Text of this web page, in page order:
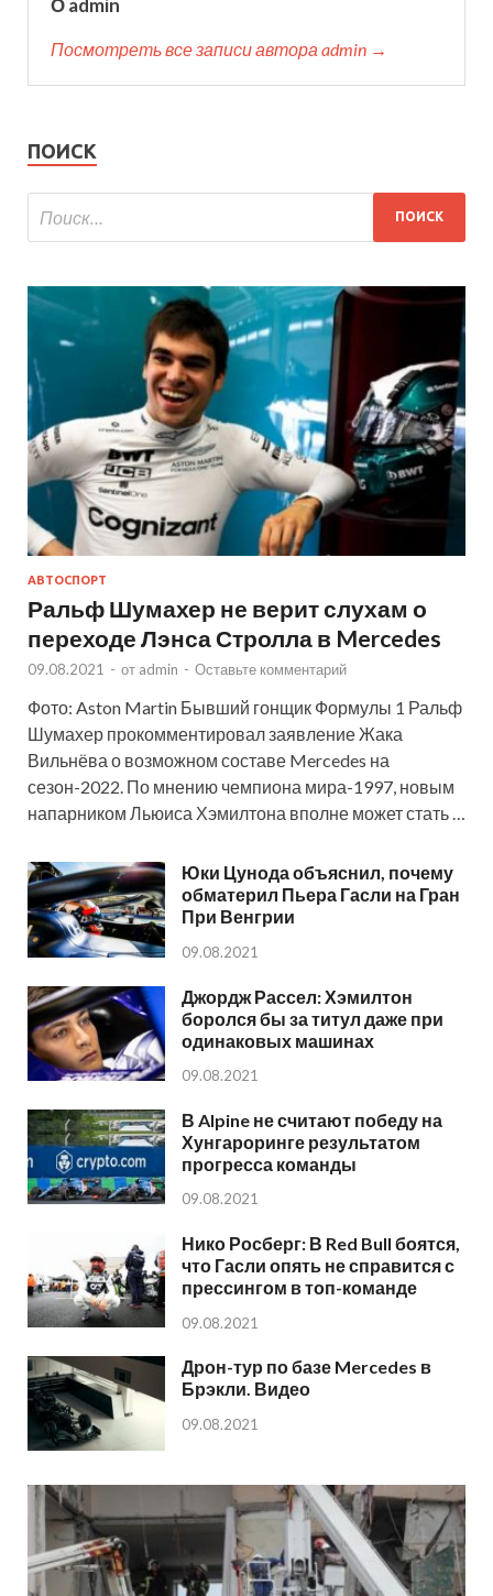
Посмотреть все записи автора admin →
ПОИСК
АВТОСПОРТ
Ральф Шумахер не верит слухам о
переходе Лэнса Стролла в Mercedes
09.08.2021 - от admin - Оставьте комментарий
Фото: Aston Martin Бывший гонщик Формулы 1 Ральф
Шумахер прокомментировал заявление Жака
Вильнёва о возможном составе Mercedes на
сезон-2022. По мнению чемпиона мира-1997, новым
напарником Льюиса Хэмилтона вполне может стать …
Юки Цунода объяснил, почему
обматерил Пьера Гасли на Гран
При Венгрии
09.08.2021
Джордж Рассел: Хэмилтон
боролся бы за титул даже при
одинаковых машинах
09.08.2021
В Alpine не считают победу на
Хунгароринге результатом
прогресса команды
09.08.2021
Нико Росберг: В Red Bull боятся,
что Гасли опять не справится с
прессингом в топ-команде
09.08.2021
Дрон-тур по базе Mercedes в
Брэкли. Видео
09.08.2021